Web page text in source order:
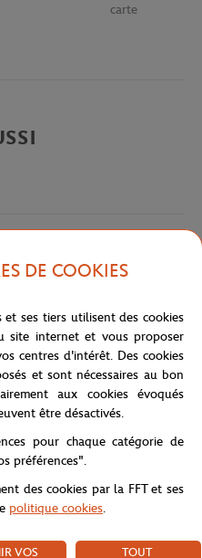
carte
DE COOKIES
et ses tiers utilisent des cookies
site internet et vous proposer
centres d'intérêt. Des cookies
et sont nécessaires au bon
aux cookies évoqués
être désactivés.
pour chaque catégorie de
préférences".
des cookies par la FFT et ses
politique cookies.
VOS
TOUT